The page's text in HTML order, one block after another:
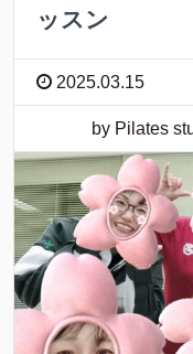
ッスン
2025.03.15
by Pilates